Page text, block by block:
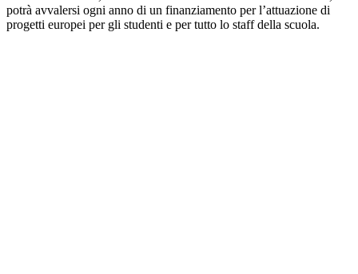
potrà avvalersi ogni anno di un finanziamento per l’attuazione di
progetti europei per gli studenti e per tutto lo staff della scuola.